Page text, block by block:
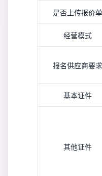
是否上传报价单
经营模式
报名供应商要求
基本证件
其他证件